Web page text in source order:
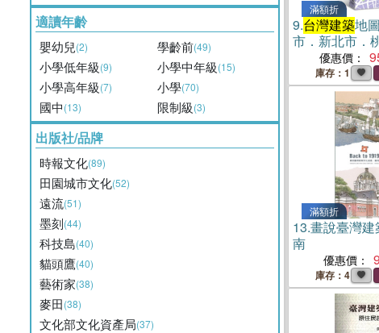
適讀年齡
嬰幼兒(2) 學齡前(49)
小學低年級(9) 小學中年級(15)
小學高年級(7) 小學(70)
國中(13) 限制級(3)
出版社/品牌
時報文化(89)
田園城市文化(52)
遠流(51)
墨刻(44)
科技島(40)
貓頭鷹(40)
藝術家(38)
麥田(38)
文化部文化資產局(37)
滿額折
9.台灣建築地
市．新北市．
優惠價：
庫存：1
滿額折
13.畫說臺灣
南
優惠價： 9
庫存：4